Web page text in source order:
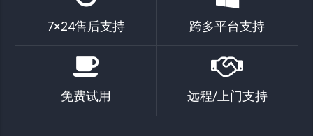
7×24售后支持 跨多平台支持
免费试用 远程/上门支持